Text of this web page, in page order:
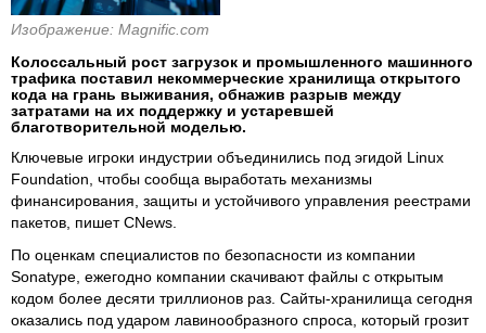
Изображение: Magnific.com
Колоссальный рост загрузок и промышленного машинного
трафика поставил некоммерческие хранилища открытого
кода на грань выживания, обнажив разрыв между
затратами на их поддержку и устаревшей
благотворительной моделью.
Ключевые игроки индустрии объединились под эгидой Linux
Foundation, чтобы сообща выработать механизмы
финансирования, защиты и устойчивого управления реестрами
пакетов, пишет CNews.
По оценкам специалистов по безопасности из компании
Sonatype, ежегодно компании скачивают файлы с открытым
кодом более десяти триллионов раз. Сайты-хранилища сегодня
оказались под ударом лавинообразного спроса, который грозит